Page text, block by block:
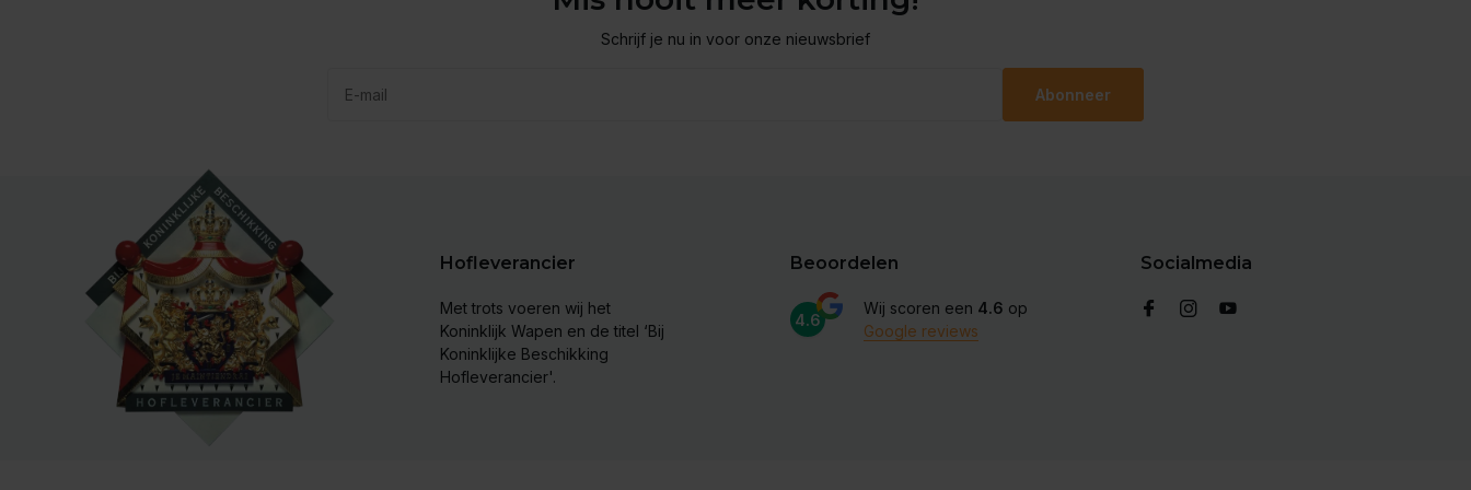
Schrijf je nu in voor onze nieuwsbrief
Abonneer
Hofleverancier
Met trots voeren wij het
Koninklijk Wapen en de titel ‘Bij
Koninklijke Beschikking
Hofleverancier'.
Beoordelen
4.6
Wij scoren een 4.6 op
Google reviews
Socialmedia